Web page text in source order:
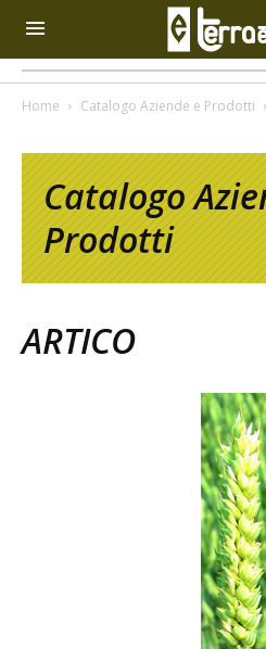
Home Catalogo Aziende e Prodotti
Catalogo
Prodotti
ARTICO